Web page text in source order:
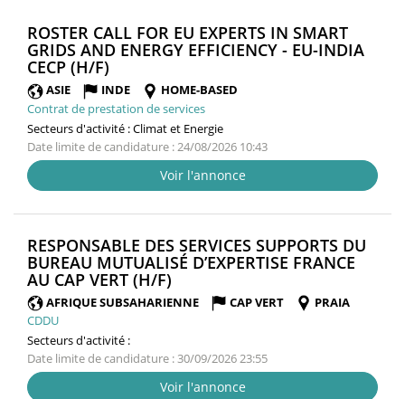
ROSTER CALL FOR EU EXPERTS IN SMART
GRIDS AND ENERGY EFFICIENCY - EU-INDIA
CECP (H/F)
FENÊTRE)
ASIE INDE
HOME-BASED
Contrat de prestation de services
Secteurs d'activité :Climat et Energie
Date limite de candidature : 24/08/2026 10:43
Voir l'annonce
RESPONSABLE DES SERVICES SUPPORTS DU
BUREAU MUTUALISÉ D’EXPERTISE FRANCE
AU CAP VERT (H/F)
FENÊTRE)
AFRIQUE SUBSAHARIENNE CAP VERT
PRAIA
CDDU
Secteurs d'activité :
Date limite de candidature : 30/09/2026 23:55
Voir l'annonce